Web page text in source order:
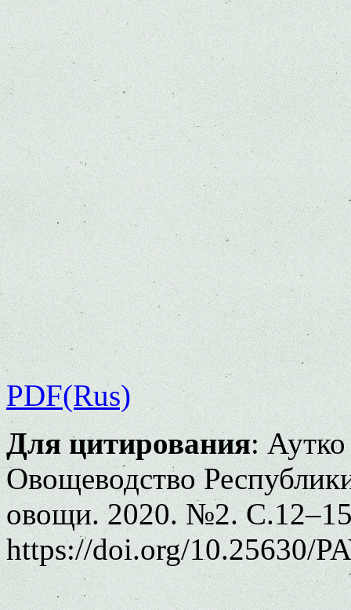
PDF(Rus)
Для цитирования:
Овощеводство
овощи. 2020. №2.
https://doi.org/10.25630/